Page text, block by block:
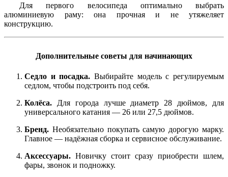
Для первого велосипеда оптимально выбрать
алюминиевую раму: она прочная и не утяжеляет
конструкцию.
Дополнительные советы для начинающих
Седло и посадка. Выбирайте модель с регулируемым
седлом, чтобы подстроить под себя.
Колёса. Для города лучше диаметр 28 дюймов, для
универсального катания — 26 или 27,5 дюймов.
Бренд. Необязательно покупать самую дорогую марку.
Главное — надёжная сборка и сервисное обслуживание.
Аксессуары. Новичку стоит сразу приобрести шлем,
фары, звонок и подножку.